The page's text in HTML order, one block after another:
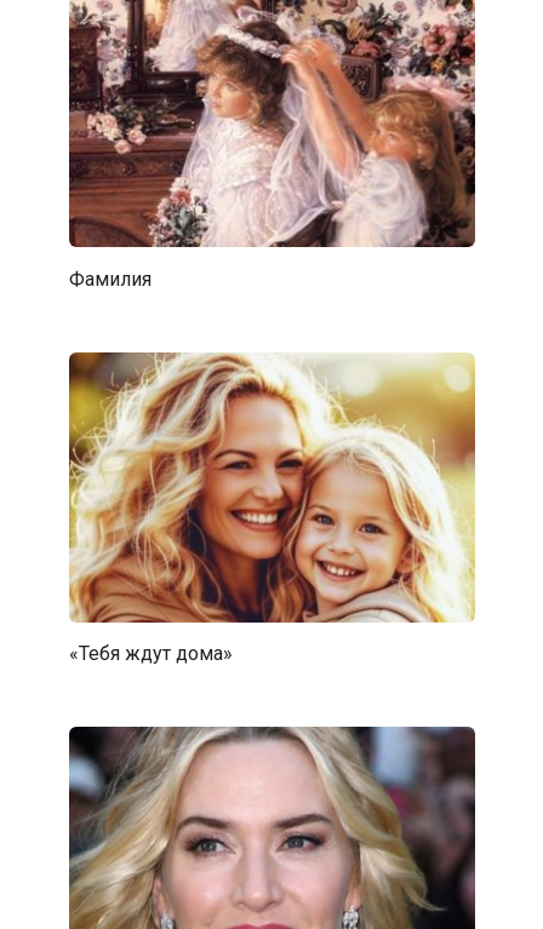
Фамилия
«Тебя ждут дома»